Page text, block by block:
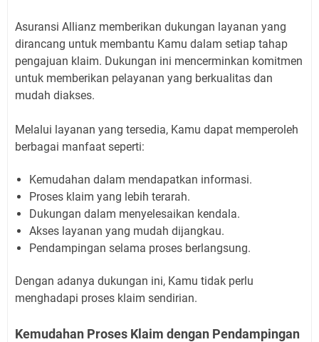
Asuransi Allianz memberikan dukungan layanan yang
dirancang untuk membantu Kamu dalam setiap tahap
pengajuan klaim. Dukungan ini mencerminkan komitmen
untuk memberikan pelayanan yang berkualitas dan
mudah diakses.
Melalui layanan yang tersedia, Kamu dapat memperoleh
berbagai manfaat seperti:
Kemudahan dalam mendapatkan informasi.
Proses klaim yang lebih terarah.
Dukungan dalam menyelesaikan kendala.
Akses layanan yang mudah dijangkau.
Pendampingan selama proses berlangsung.
Dengan adanya dukungan ini, Kamu tidak perlu
menghadapi proses klaim sendirian.
Kemudahan Proses Klaim dengan Pendampingan